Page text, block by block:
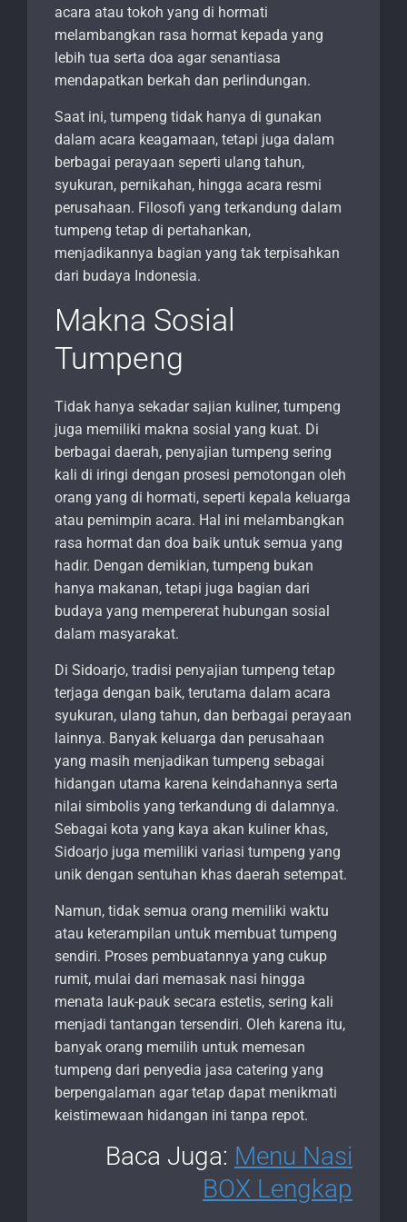
acara atau tokoh yang di hormati
melambangkan rasa hormat kepada yang
lebih tua serta doa agar senantiasa
mendapatkan berkah dan perlindungan.
Saat ini, tumpeng tidak hanya di gunakan
dalam acara keagamaan, tetapi juga dalam
berbagai perayaan seperti ulang tahun,
syukuran, pernikahan, hingga acara resmi
perusahaan. Filosofi yang terkandung dalam
tumpeng tetap di pertahankan,
menjadikannya bagian yang tak terpisahkan
dari budaya Indonesia.
Makna Sosial
Tumpeng
Tidak hanya sekadar sajian kuliner, tumpeng
juga memiliki makna sosial yang kuat. Di
berbagai daerah, penyajian tumpeng sering
kali di iringi dengan prosesi pemotongan oleh
orang yang di hormati, seperti kepala keluarga
atau pemimpin acara. Hal ini melambangkan
rasa hormat dan doa baik untuk semua yang
hadir. Dengan demikian, tumpeng bukan
hanya makanan, tetapi juga bagian dari
budaya yang mempererat hubungan sosial
dalam masyarakat.
Di Sidoarjo, tradisi penyajian tumpeng tetap
terjaga dengan baik, terutama dalam acara
syukuran, ulang tahun, dan berbagai perayaan
lainnya. Banyak keluarga dan perusahaan
yang masih menjadikan tumpeng sebagai
hidangan utama karena keindahannya serta
nilai simbolis yang terkandung di dalamnya.
Sebagai kota yang kaya akan kuliner khas,
Sidoarjo juga memiliki variasi tumpeng yang
unik dengan sentuhan khas daerah setempat.
Namun, tidak semua orang memiliki waktu
atau keterampilan untuk membuat tumpeng
sendiri. Proses pembuatannya yang cukup
rumit, mulai dari memasak nasi hingga
menata lauk-pauk secara estetis, sering kali
menjadi tantangan tersendiri. Oleh karena itu,
banyak orang memilih untuk memesan
tumpeng dari penyedia jasa catering yang
berpengalaman agar tetap dapat menikmati
keistimewaan hidangan ini tanpa repot.
Baca Juga: Menu Nasi
BOX Lengkap